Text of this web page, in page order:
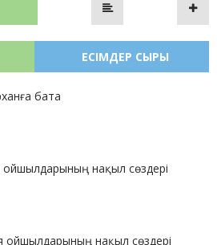
ЕСІМДЕР СЫРЫ
бата
ойшылдарының нақыл сөздері
ойшылдарының нақыл сөздері